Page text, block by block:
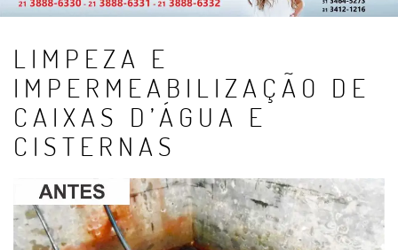
LIMPEZA E
IMPERMEABILIZAÇÃO DE
CAIXAS D’ÁGUA E
CISTERNAS